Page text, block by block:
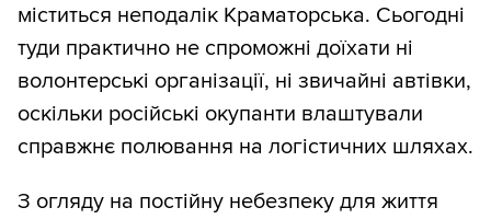
міститься неподалік Краматорська. Сьогодні
туди практично не спроможні доїхати ні
волонтерські організації, ні звичайні автівки,
оскільки російські окупанти влаштували
справжнє полювання на логістичних шляхах.
З огляду на постійну небезпеку для життя